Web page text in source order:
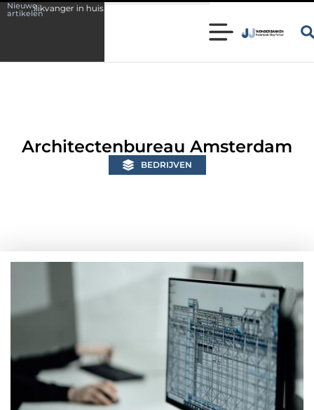
Nieuwe
artikelen
huis Wonen in een karakteristieke woning in Bunschoten?
Architectenbureau Amsterdam
BEDRIJVEN